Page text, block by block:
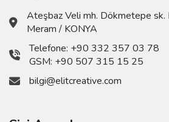
Ateşbaz Veli mh. Dökmetepe
Meram / KONYA
Telefone: +90 332 357 03 78
GSM: +90 507 315 15 25
bilgi@elitcreative.com